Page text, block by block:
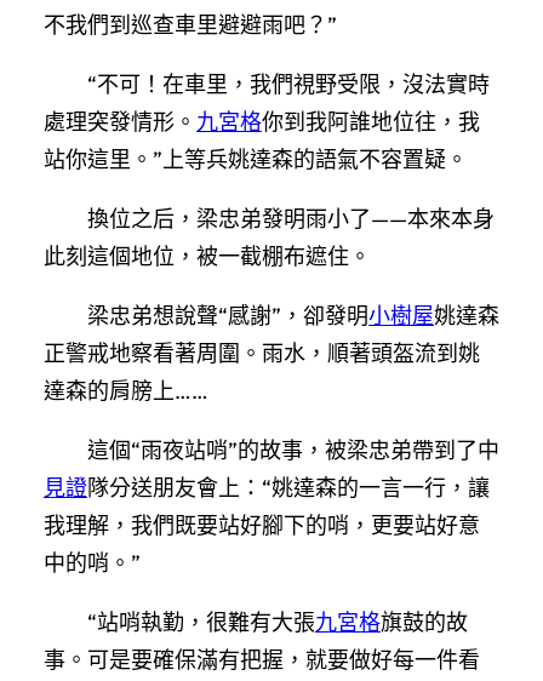
不我們到巡查車里避避雨吧？”
“不可！在車里，我們視野受限，沒法實時
處理突發情形。 九宮格你到我阿誰地位往，我
站你這里。”上等兵姚達森的語氣不容置疑。
換位之后，梁忠弟發明雨小了——本來本身
此刻這個地位，被一截棚布遮住。
梁忠弟想說聲“感謝”，卻發明小樹屋姚達森
正警戒地察看著周圍。雨水，順著頭盔流到姚
達森的肩膀上……
這個“雨夜站哨”的故事，被梁忠弟帶到了中
見證隊分送朋友會上：“姚達森的一言一行，讓
我理解，我們既要站好腳下的哨，更要站好意
中的哨。”
“站哨執勤，很難有大張九宮格旗鼓的故
事。可是要確保滿有把握，就要做好每一件看